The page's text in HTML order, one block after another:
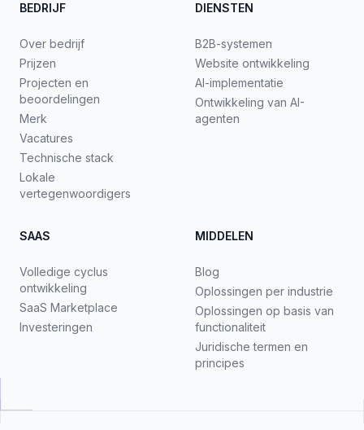
BEDRIJF
Over bedrijf
Prijzen
Projecten en
beoordelingen
Merk
Vacatures
Technische stack
Lokale
vertegenwoordigers
DIENSTEN
B2B-systemen
Website ontwikkeling
AI-implementatie
Ontwikkeling van AI-
agenten
SAAS
Volledige cyclus
ontwikkeling
SaaS Marketplace
Investeringen
MIDDELEN
Blog
Oplossingen per industrie
Oplossingen op basis van
functionaliteit
Juridische termen en
principes